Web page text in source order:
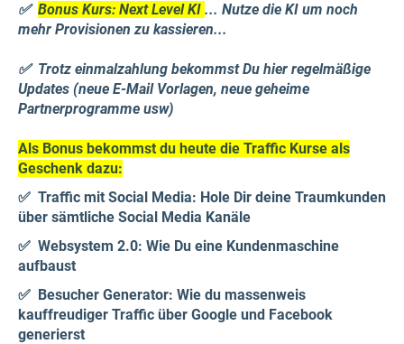
✅ Bonus Kurs: Next Level KI ... Nutze die KI um noch
mehr Provisionen zu kassieren...
✅ Trotz einmalzahlung bekommst Du hier regelmäßige
Updates (neue E-Mail Vorlagen, neue geheime
Partnerprogramme usw)
Als Bonus bekommst du heute die Traffic Kurse als
Geschenk dazu:
✅ Traffic mit Social Media: Hole Dir deine Traumkunden
über sämtliche Social Media Kanäle
✅ Websystem 2.0: Wie Du eine Kundenmaschine
aufbaust
✅ Besucher Generator: Wie du massenweis
kauffreudiger Traffic über Google und Facebook
generierst